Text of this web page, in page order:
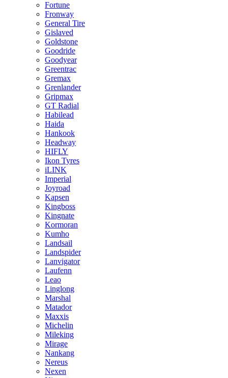
Fortune
Fronway
General Tire
Gislaved
Goldstone
Goodride
Goodyear
Greentrac
Gremax
Grenlander
Gripmax
GT Radial
Habilead
Haida
Hankook
Headway
HIFLY
Ikon Tyres
iLINK
Imperial
Joyroad
Kapsen
Kingboss
Kingnate
Kormoran
Kumho
Landsail
Landspider
Lanvigator
Laufenn
Leao
Linglong
Marshal
Matador
Maxxis
Michelin
Mileking
Mirage
Nankang
Nereus
Nexen